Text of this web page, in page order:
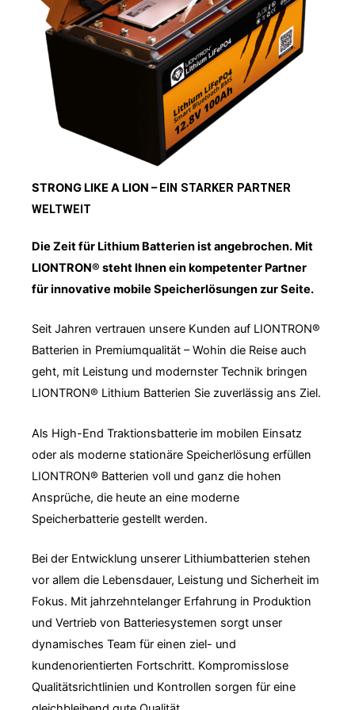
STRONG LIKE A LION –EIN STARKER PARTNER
WELTWEIT
Die Zeit für Lithium Batterien ist angebrochen. Mit
LIONTRON® steht Ihnen ein kompetenter Partner
für innovative mobile Speicherlösungen zur Seite.
Seit Jahren vertrauen unsere Kunden auf LIONTRON®
Batterien in Premiumqualität – Wohin die Reise auch
geht, mit Leistung und modernster Technik bringen
LIONTRON® Lithium Batterien Sie zuverlässig ans Ziel.
Als High-End Traktionsbatterie im mobilen Einsatz
oder als moderne stationäre Speicherlösung erfüllen
LIONTRON® Batterien voll und ganz die hohen
Ansprüche, die heute an eine moderne
Speicherbatterie gestellt werden.
Bei der Entwicklung unserer Lithiumbatterien stehen
vor allem die Lebensdauer, Leistung und Sicherheit im
Fokus. Mit jahrzehntelanger Erfahrung in Produktion
und Vertrieb von Batteriesystemen sorgt unser
dynamisches Team für einen ziel- und
kundenorientierten Fortschritt. Kompromisslose
Qualitätsrichtlinien und Kontrollen sorgen für eine